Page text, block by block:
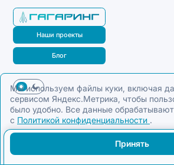
Мы используем файлы куки, включая
сервисом Яндекс.Метрика, чтобы
было удобно. Все данные
с Политикой конфиденциальности .
Принять
Наши проекты
Блог